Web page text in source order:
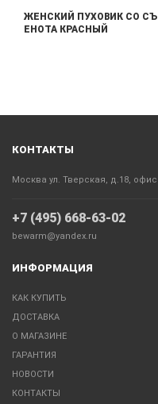
ЖЕНСКИЙ ПУХОВИК СО
ЕНОТА КРАСНЫЙ
КОНТАКТЫ
Москва ул. Тверская, д.18, офис
+7 (495) 668-63-02
bewarm@yandex.ru
ИНФОРМАЦИЯ
КАК КУПИТЬ
ДОСТАВКА
О МАГАЗИНЕ
ГАРАНТИЯ
НОВОСТИ
КОНТАКТЫ